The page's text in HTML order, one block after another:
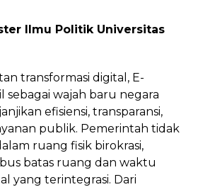
Ilmu Politik Universitas
transformasi digital, E-
wajah baru negara
efisiensi, transparansi,
publik. Pemerintah tidak
ruang fisik birokrasi,
batas ruang dan waktu
yang terintegrasi. Dari